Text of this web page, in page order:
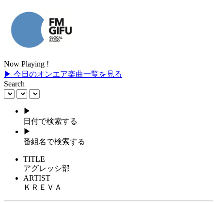
Now Playing !
▶ 今日のオンエア楽曲一覧を見る
Search
▶
日付で検索する
▶
番組名で検索する
TITLE
アグレッシ部
ARTIST
ＫＲＥＶＡ